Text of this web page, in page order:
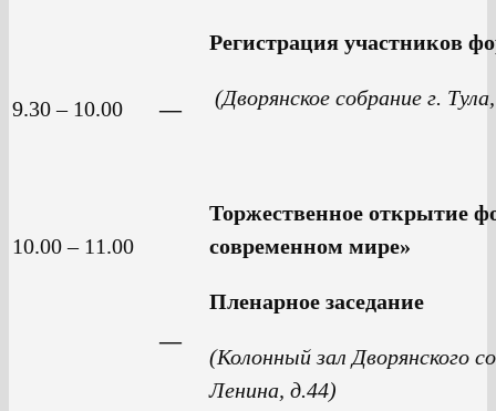
9.30 – 10.00 —
Регистрация участников
(Дворянское собрание г.
10.00 – 11.00
—
Торжественное открытие
современном мире»
Пленарное заседание
(Колонный зал Дворянского
Ленина, д.44)